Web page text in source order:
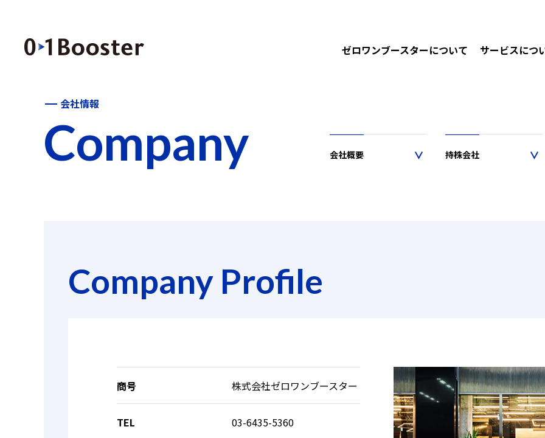
ゼロワンブースターについて サービスにつ
会社情報
Company 会社概要 持株会社
Company Profile
商号 株式会社ゼロワンブースター
TEL 03-6435-5360